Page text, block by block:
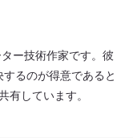
ー技術作家です。彼
るのが得意であると
有しています。